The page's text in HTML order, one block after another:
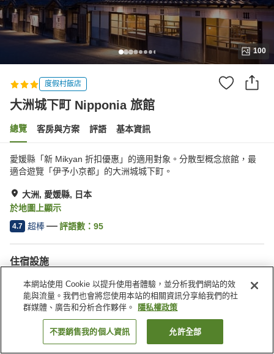
100
度假村飯店
大洲城下町 Nipponia 旅館
總覽 客房與方案 評語 基本資訊
愛媛縣「新 Mikyan 折扣優惠」的適用對象。分散型概念旅館，最
適合遊覽「伊予小京都」的大洲城城下町。
大洲, 愛媛縣, 日本
於地圖上顯示
4.7 超棒 評語數： 95
住宿設施
停車場
餐廳
特殊（過敏）飲食需求
找客房
本網站使用 Cookie 以提升使用者體驗，並分析我們網站的效
能與流量。我們也會將您使用本站的相關資訊分享給我們的社
群媒體、廣告和分析合作夥伴。
隱私權政策
不要銷售我的個人資訊 允許全部